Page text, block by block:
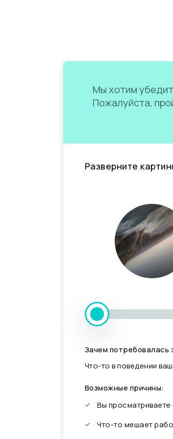
Мы хотим
Пожалуйста,
Разверните
Зачем потребовалась
Что-то в поведении
Возможные причины:
Вы
Что-то мешает